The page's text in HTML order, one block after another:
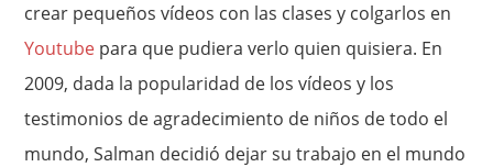
crear pequeños vídeos con las clases y colgarlos en
Youtube para que pudiera verlo quien quisiera. En
2009, dada la popularidad de los vídeos y los
testimonios de agradecimiento de niños de todo el
mundo, Salman decidió dejar su trabajo en el mundo